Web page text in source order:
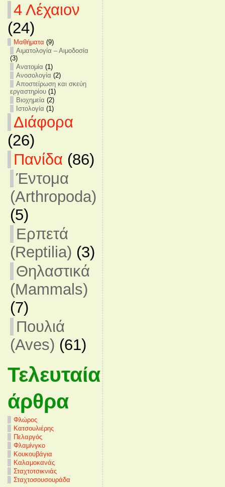
4 Λέχαιον
(24)
Mαθήματα (9)
Αιματολογία – Αιμοδοσία
(3)
Ανατομία (1)
Ανοσολογία (2)
Αποστείρωση και σκεύη
εργαστηρίου(1)
Βιοχημεία (2)
Ιστολογία (1)
Διάφορα
(26)
Πανίδα (86)
Έντομα
(Arthropoda)
(5)
Ερπετά
(Reptilia) (3)
Θηλαστικά
(Mammals)
(7)
Πουλιά
(Aves) (61)
Τελευταία
άρθρα
Φλώρος
Κατσουλιέρης
Πελαργός
Φλαμίνγκο
Κουκουβάγια
Καλαμοκανάς
Σταχτοτσικνιάς
Σταχτοσουσουράδα